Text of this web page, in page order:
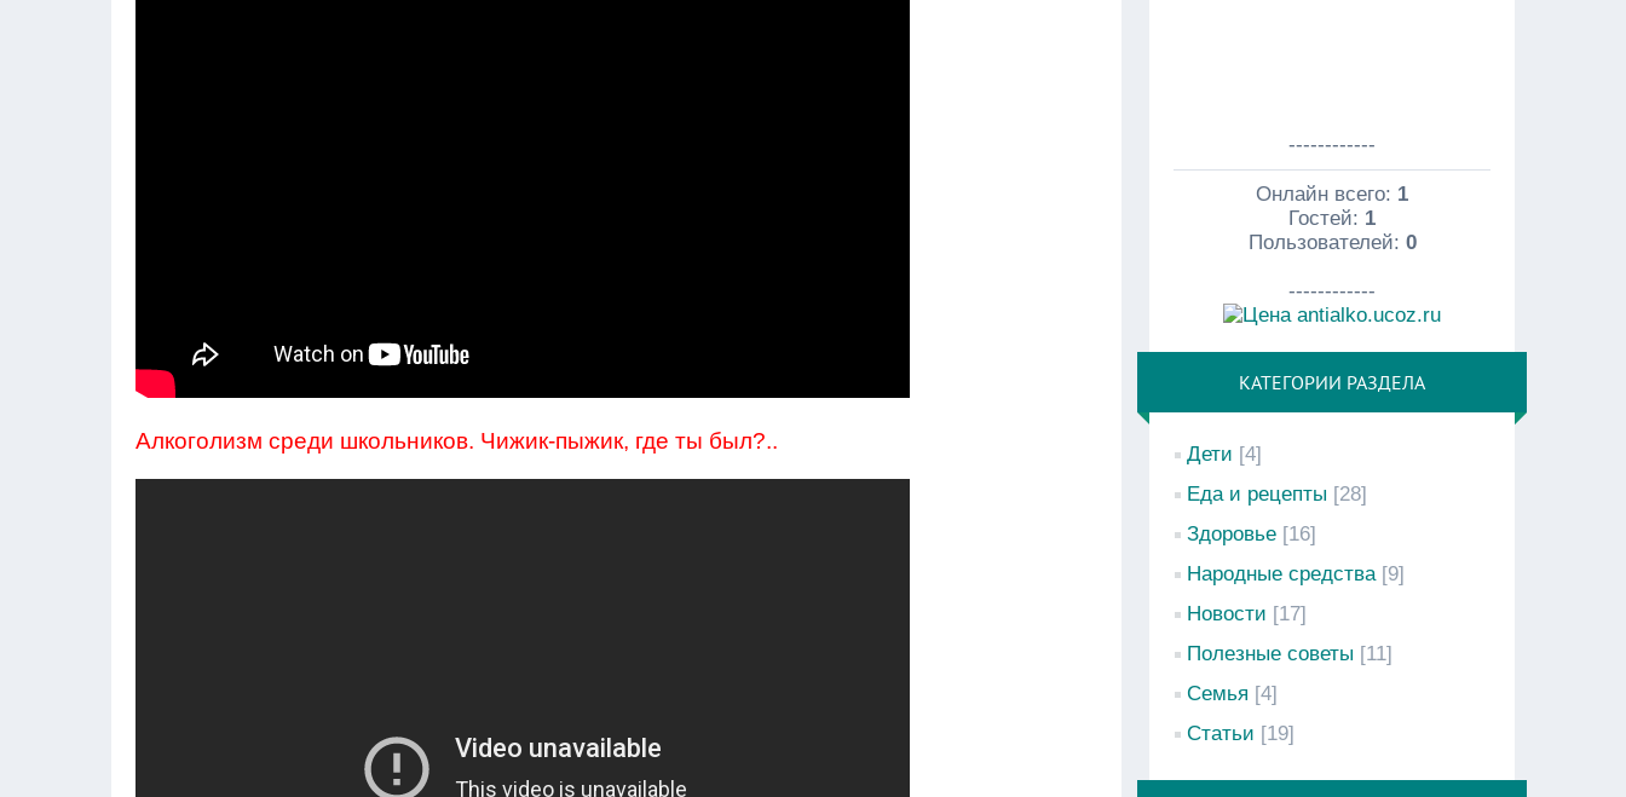
Алкоголизм среди школьников. Чижик-пыжик, где ты был?..
------------
Онлайн всего: 1
Гостей: 1
Пользователей: 0
------------
КАТЕГОРИИ РАЗДЕЛА
Дети [4]
Еда и рецепты [28]
Здоровье [16]
Народные средства [9]
Новости [17]
Полезные советы [11]
Семья [4]
Статьи [19]